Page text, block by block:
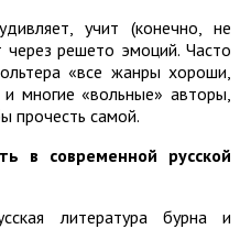
учит (конечно, не
через решето эмоций. Часто
«все жанры хороши,
многие «вольные» авторы,
прочесть самой.
в современной русской
литература бурна и